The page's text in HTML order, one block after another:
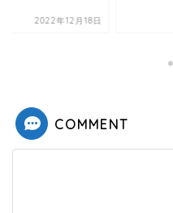
2022年11月21日
COMMENT